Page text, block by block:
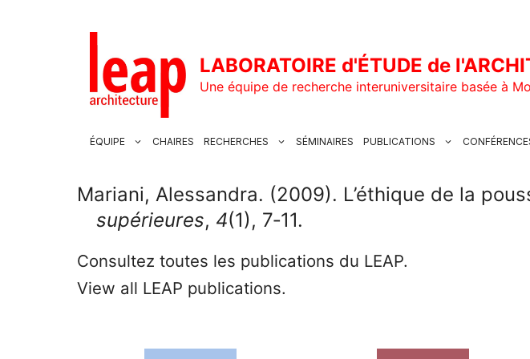
LABORATOIRE d'ÉTUDE de
Une équipe de recherche interuniversitaire basée à
ÉQUIPE CHAIRES RECHERCHES SÉMINAIRES PUBLICATIONS
Mariani, Alessandra. (2009). L’éthique de la
supérieures, 4(1), 7‑11.
Consultez toutes les publications du LEAP.
View all LEAP publications.